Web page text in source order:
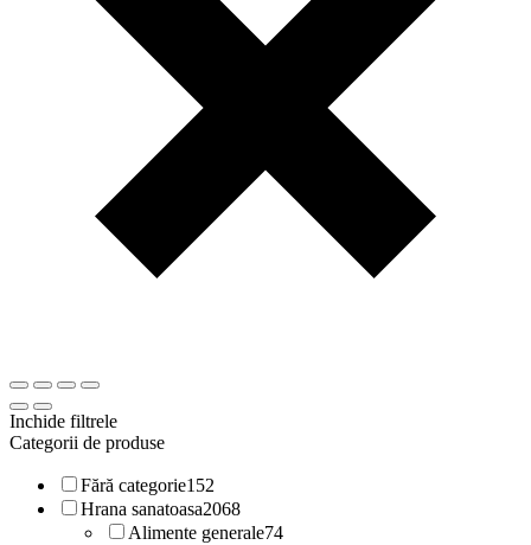
Inchide filtrele
Categorii de produse
Fără categorie152
Hrana sanatoasa2068
Alimente generale74